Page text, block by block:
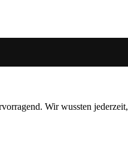
Wir wussten